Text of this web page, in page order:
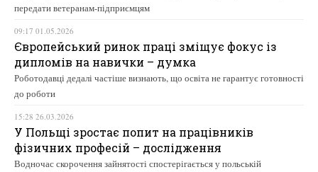
передати ветеранам-підприємцям
09:17 01.05.2026
Європейський ринок праці зміщує фокус із
дипломів на навички – думка
Роботодавці дедалі частіше визнають, що освіта не гарантує готовності
до роботи
15:28 26.03.2026
У Польщі зростає попит на працівників
фізичних професій – дослідження
Водночас скорочення зайнятості спостерігається у польській